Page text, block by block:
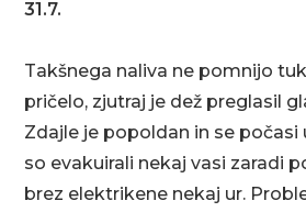
31.7.
Takšnega naliva ne pomnijo
pričelo, zjutraj je dež preglasil
Zdajle je popoldan in se počasi
so evakuirali nekaj vasi zaradi
brez elektrikene nekaj ur.